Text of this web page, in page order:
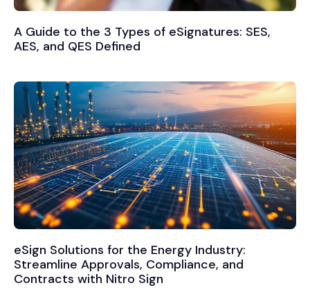
A Guide to the 3 Types of eSignatures: SES,
AES, and QES Defined
eSign Solutions for the Energy Industry:
Streamline Approvals, Compliance, and
Contracts with Nitro Sign